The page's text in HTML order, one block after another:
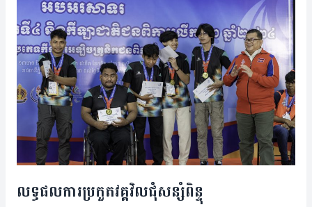
លទ្ធផលការ​ប្រកួត​វគ្គ​វិល​ជុំ​សន្សំពិន្ទុ